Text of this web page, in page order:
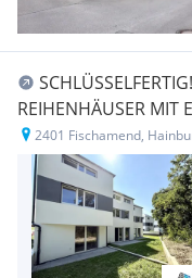
REIHENHÄUSER MIT
STELLPLÄTZEN IN
2401 Fischamend,